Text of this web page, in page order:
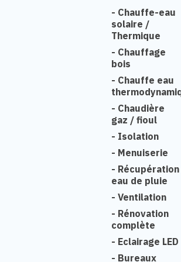
- Chauffe-eau
solaire /
Thermique
- Chauffage
bois
- Chauffe eau
- Chaudière
gaz / fioul
- Isolation
- Menuiserie
- Récupération
eau de pluie
- Ventilation
- Rénovation
complète
- Eclairage LED
- Bureaux